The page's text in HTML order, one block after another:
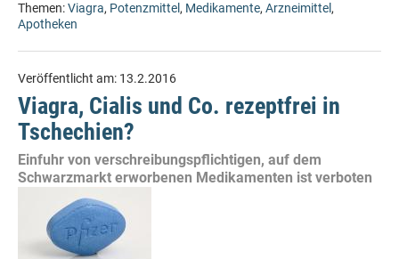
Themen:Viagra, Potenzmittel, Medikamente, Arzneimittel,
Apotheken
Veröffentlicht am: 13.2.2016
Viagra, Cialis und Co. rezeptfrei in
Tschechien?
Einfuhr von verschreibungspflichtigen, auf dem
Schwarzmarkt erworbenen Medikamenten ist verboten